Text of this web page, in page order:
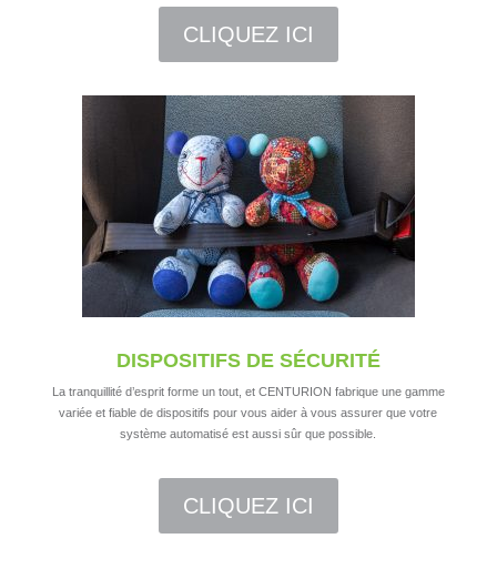
CLIQUEZ ICI
DISPOSITIFS DE SÉCURITÉ
La tranquillité d’esprit forme un tout, et CENTURION fabrique une gamme
variée et fiable de dispositifs pour vous aider à vous assurer que votre
système automatisé est aussi sûr que possible.
CLIQUEZ ICI